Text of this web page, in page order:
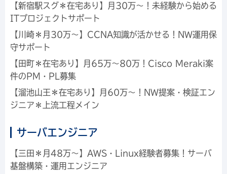
【新宿駅スグ＊在宅あり】月30万～！未経験から始める
ITプロジェクトサポート
【川崎＊月30万～】CCNA知識が活かせる！NW運用保
守サポート
【田町＊在宅あり】月65万～80万！Cisco Meraki案
件のPM・PL募集
【溜池山王＊在宅あり】月60万～！NW提案・検証エン
ジニア＊上流工程メイン
サーバエンジニア
【三田＊月48万～】AWS・Linux経験者募集！サーバ
基盤構築・運用エンジニア